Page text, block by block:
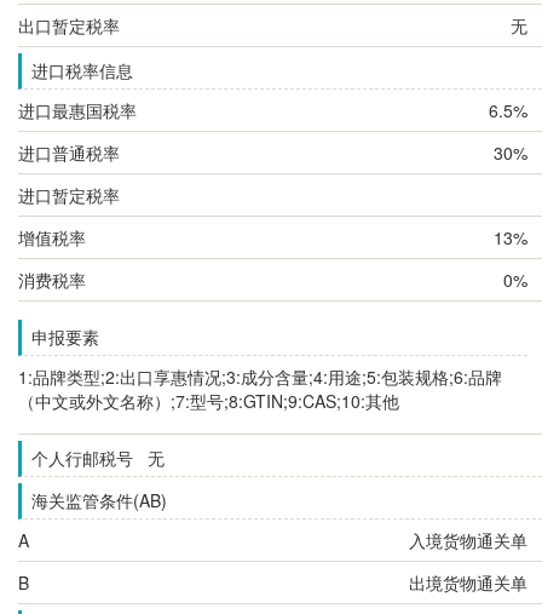
出口暂定税率
无
进口税率信息
进口最惠国税率
6.5%
进口普通税率
30%
进口暂定税率
增值税率
13%
消费税率
0%
申报要素
1:品牌类型;2:出口享惠情况;3:成分含量;4:用途;5:包装规格;6:品牌
（中文或外文名称）;7:型号;8:GTIN;9:CAS;10:其他
个人行邮税号 无
海关监管条件(AB)
A
入境货物通关单
B
出境货物通关单